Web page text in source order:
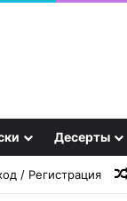
Десерты
/ Регистрация